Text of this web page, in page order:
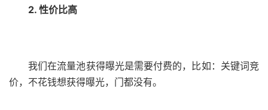
2. 性价比高
我们在流量池获得曝光是需要付费的，比如：关键词竞
价，不花钱想获得曝光，门都没有。